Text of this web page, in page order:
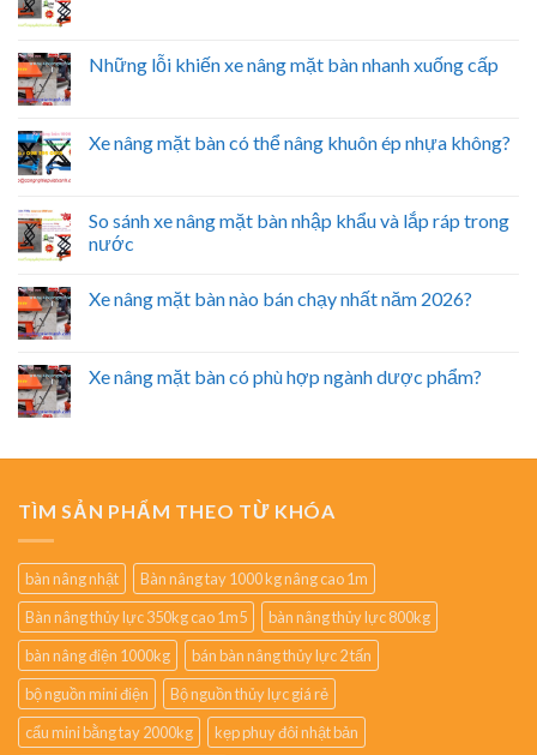
Những lỗi khiến xe nâng mặt bàn nhanh xuống cấp
Xe nâng mặt bàn có thể nâng khuôn ép nhựa không?
So sánh xe nâng mặt bàn nhập khẩu và lắp ráp trong
nước
Xe nâng mặt bàn nào bán chạy nhất năm 2026?
Xe nâng mặt bàn có phù hợp ngành dược phẩm?
TÌM SẢN PHẨM THEO TỪ KHÓA
bàn nâng nhật
Bàn nâng tay 1000 kg nâng cao 1m
Bàn nâng thủy lực 350kg cao 1m5
bàn nâng thủy lực 800kg
bàn nâng điện 1000kg
bán bàn nâng thủy lực 2 tấn
bộ nguồn mini điện
Bộ nguồn thủy lực giá rẻ
cẩu mini bằng tay 2000kg
kẹp phuy đôi nhật bản